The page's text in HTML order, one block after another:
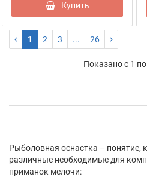
Купить
1 2 3 ... 26
Показано с 1
Рыболовная оснастка – понятие,
различные необходимые для
приманок мелочи: